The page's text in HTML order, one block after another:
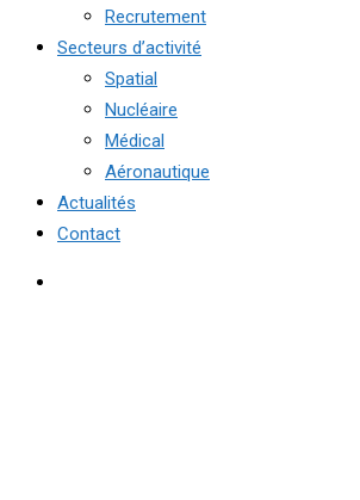
Recrutement
Secteurs d’activité
Spatial
Nucléaire
Médical
Aéronautique
Actualités
Contact